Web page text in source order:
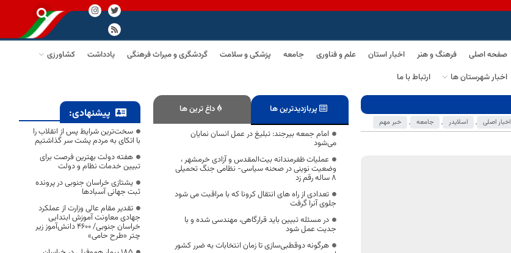
صفحه اصلی فرهنگ و هنر اخبار استان علم و فناوری جامعه پزشکی و سلامت گردشگری و میراث فرهنگی یادداشت
کشاورزی
اخبار شهرستان ها
ارتباط با ما
اخبار اصلی , اسلایدر , جامعه , خبر مهم
پربازدیدترین ها داغ ترین ها
امام جمعه بیرجند: تبلیغ در عمل انسان نمایان
می‌شود
عملیات ظفرمندانه بیت‌المقدس و آزادی خرمشهر ،
وضعیت نوینی در صحنه سیاسی- نظامی جنگ تحمیلی
8 ساله رقم زد
تعدادی از راه های انتقال کرونا که با مراقبت می شود
جلوی آنرا گرفت
در مسئله تبیین باید قرارگاهی، مهندسی شده و با
جدیت عمل شود
هرگونه دوقطبی‌سازی تا زمان انتخابات به ضرر کشور
پیشنهادی:
سخت‌ترین شرایط پس از انقلاب را
با اتکای به مردم پشت سر گذاشتیم
هفته دولت بهترین فرصت برای
تبیین خدمات نظام و دولت
یشتازی خراسان جنوبی در پرونده
ثبت جهانی آسبادها
تقدیر مقام عالی وزارت از عملکرد
جهادی معاونت آموزش ابتدایی
خراسان جنوبی/ ۴۶۰۰ دانش‌آموز زیر
چتر «طرح حامی»